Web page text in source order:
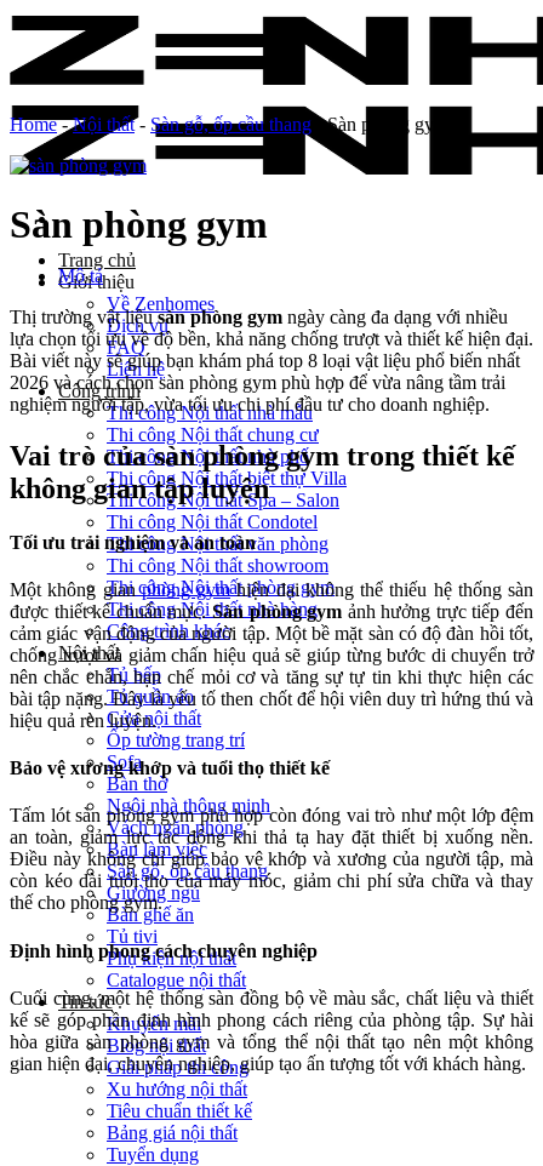
Skip
content
Trang chủ
Giới thiệu
Về Zenhomes
Dịch vụ
FAQ
Liên hệ
Công trình
Thi công Nội thất nhà mẫu
Thi công Nội thất chung cư
Thi công Nội thất nhà phố
Thi công Nội thất biệt thự Villa
Thi công Nội thất Spa – Salon
Thi công Nội thất Condotel
Thi công Nội thất văn phòng
Thi công Nội thất showroom
Thi công Nội thất phòng gym
Thi công Nội thất nhà hàng
Công trình khác
Nội thất
Tủ bếp
Tủ quần áo
Cửa nội thất
Ốp tường trang trí
Sofa
Bàn thờ
Ngôi nhà thông minh
Vách ngăn phòng
Bàn làm việc
Sàn gỗ, ốp cầu thang
Giường ngủ
Bàn ghế ăn
Tủ tivi
Phụ kiện nội thất
Catalogue nội thất
Tin tức
Khuyến mãi
Blog nội thất
Giải pháp thi công
Xu hướng nội thất
Tiêu chuẩn thiết kế
Bảng giá nội thất
Tuyển dụng
Home-Nội thất- Sàn gỗ, ốp cầu thang -Sàn phòng gym
Sàn phòng gym
Mô tả
Thị trường vật liệusàn phòng gym ngày càng đa dạng với nhiều
lựa chọn tối ưu về độ bền, khả năng chống trượt và thiết kế hiện đại.
Bài viết này sẽ giúp bạn khám phá top 8 loại vật liệu phổ biến nhất
2026 và cách chọn sàn phòng gym phù hợp để vừa nâng tầm trải
nghiệm người tập, vừa tối ưu chi phí đầu tư cho doanh nghiệp.
Vai trò của sàn phòng gym trong thiết kế
không gian tập luyện
Tối ưu trải nghiệm và an toàn
Một không gianphòng gymhiện đại không thể thiếu hệ thống sàn
được thiết kế chuẩn mực.Sàn phòng gym ảnh hưởng trực tiếp đến
cảm giác vận động của người tập. Một bề mặt sàn có độ đàn hồi tốt,
chống trượt và giảm chấn hiệu quả sẽ giúp từng bước di chuyển trở
nên chắc chắn, hạn chế mỏi cơ và tăng sự tự tin khi thực hiện các
bài tập nặng. Đây là yếu tố then chốt để hội viên duy trì hứng thú và
hiệu quả rèn luyện.
Bảo vệ xương khớp và tuổi thọ thiết kế
Tấm lót sàn phòng gym phù hợp còn đóng vai trò như một lớp đệm
an toàn, giảm lực tác động khi thả tạ hay đặt thiết bị xuống nền.
Điều này không chỉ giúp bảo vệ khớp và xương của người tập, mà
còn kéo dài tuổi thọ của máy móc, giảm chi phí sửa chữa và thay
thế cho phòng gym.
Định hình phong cách chuyên nghiệp
Cuối cùng, một hệ thống sàn đồng bộ về màu sắc, chất liệu và thiết
kế sẽ góp phần định hình phong cách riêng của phòng tập. Sự hài
hòa giữa sàn phòng gym và tổng thể nội thất tạo nên một không
gian hiện đại, chuyên nghiệp, giúp tạo ấn tượng tốt với khách hàng.